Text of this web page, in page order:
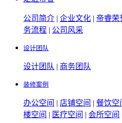
公司简介 | 企业文化 | 帝睿荣
务流程 | 公司风采
设计团队
设计团队 | 商务团队
装修案例
办公空间 | 店铺空间 | 餐饮空
楼空间 | 医疗空间 | 会所空间